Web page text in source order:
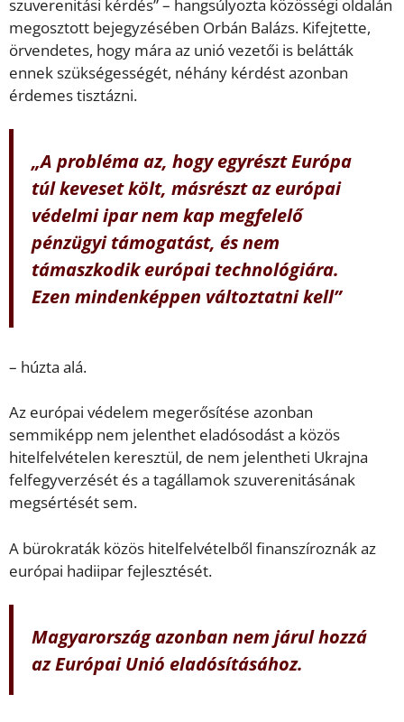
szuverenitási kérdés” – hangsúlyozta közösségi oldalán
megosztott bejegyzésében Orbán Balázs. Kifejtette,
örvendetes, hogy mára az unió vezetői is belátták
ennek szükségességét, néhány kérdést azonban
érdemes tisztázni.
„A probléma az, hogy egyrészt Európa
túl keveset költ, másrészt az európai
védelmi ipar nem kap megfelelő
pénzügyi támogatást, és nem
támaszkodik európai technológiára.
Ezen mindenképpen változtatni kell”
– húzta alá.
Az európai védelem megerősítése azonban
semmiképp nem jelenthet eladósodást a közös
hitelfelvételen keresztül, de nem jelentheti Ukrajna
felfegyverzését és a tagállamok szuverenitásának
megsértését sem.
A bürokraták közös hitelfelvételből finanszíroznák az
európai hadiipar fejlesztését.
Magyarország azonban nem járul hozzá
az Európai Unió eladósításához.